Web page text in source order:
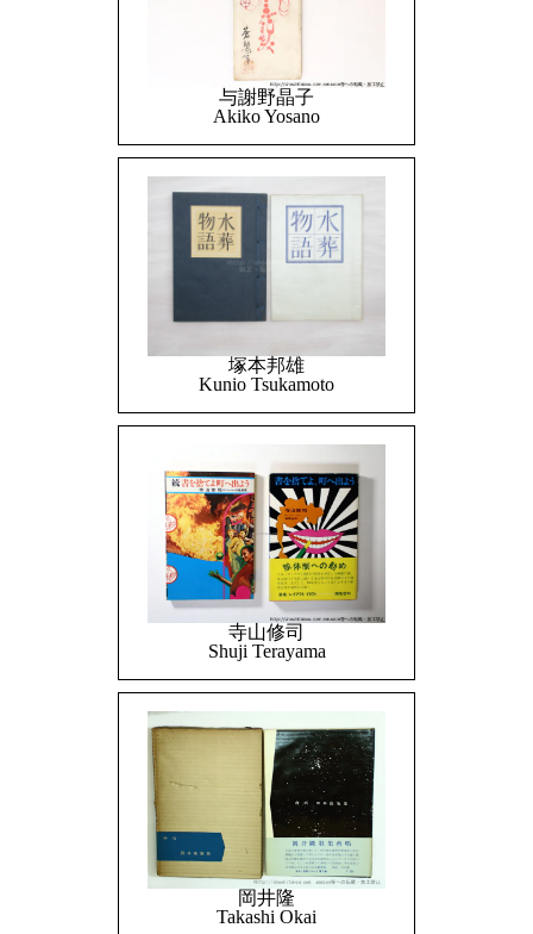
与謝野晶子
Akiko Yosano
塚本邦雄
Kunio Tsukamoto
寺山修司
Shuji Terayama
岡井隆
Takashi Okai